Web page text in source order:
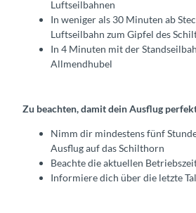
Luftseilbahnen
In weniger als 30 Minuten ab
Luftseilbahn zum Gipfel des
In 4 Minuten mit der
Allmendhubel
Zu beachten, damit dein Ausflug
Nimm dir mindestens fünf
Ausflug auf das Schilthorn
Beachte die aktuellen
Informiere dich über die letzte